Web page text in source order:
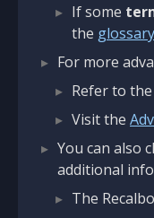
If some
the glossary
For more
Refer to the
Visit the
You can also
additional
The